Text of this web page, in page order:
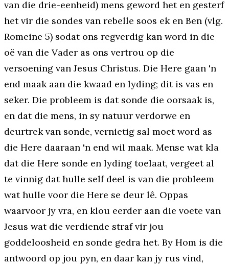
van die drie-eenheid) mens geword het en gesterf
het vir die sondes van rebelle soos ek en Ben (vlg.
Romeine 5) sodat ons regverdig kan word in die
oë van die Vader as ons vertrou op die
versoening van Jesus Christus. Die Here gaan 'n
end maak aan die kwaad en lyding; dit is vas en
seker. Die probleem is dat sonde die oorsaak is,
en dat die mens, in sy natuur verdorwe en
deurtrek van sonde, vernietig sal moet word as
die Here daaraan 'n end wil maak. Mense wat kla
dat die Here sonde en lyding toelaat, vergeet al
te vinnig dat hulle self deel is van die probleem
wat hulle voor die Here se deur lê. Oppas
waarvoor jy vra, en klou eerder aan die voete van
Jesus wat die verdiende straf vir jou
goddeloosheid en sonde gedra het. By Hom is die
antwoord op jou pyn, en daar kan jy rus vind,